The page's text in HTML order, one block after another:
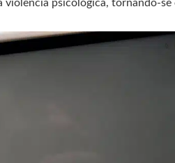
violência psicológica, tornando-